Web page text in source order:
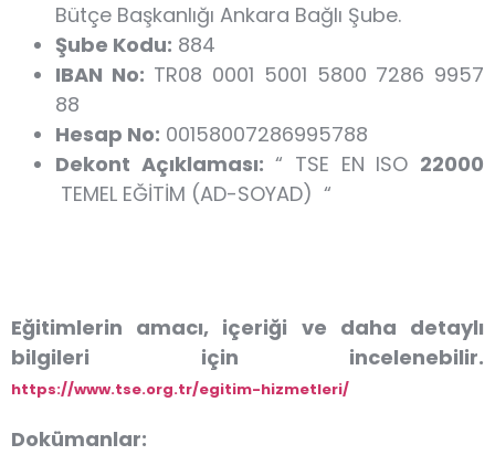
Bütçe Başkanlığı Ankara Bağlı Şube.
Şube Kodu: 884
IBAN No: TR08 0001 5001 5800 7286 9957
88
Hesap No: 00158007286995788
Dekont Açıklaması: “ TSE EN ISO 22000
TEMEL EĞİTİM (AD-SOYAD) “
Eğitimlerin amacı, içeriği ve daha detaylı
bilgileri için incelenebilir.
https://www.tse.org.tr/egitim-hizmetleri/
Dokümanlar: